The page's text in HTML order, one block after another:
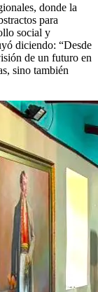
donde la
para
social y
diciendo: “Desde
de un futuro en
sino también